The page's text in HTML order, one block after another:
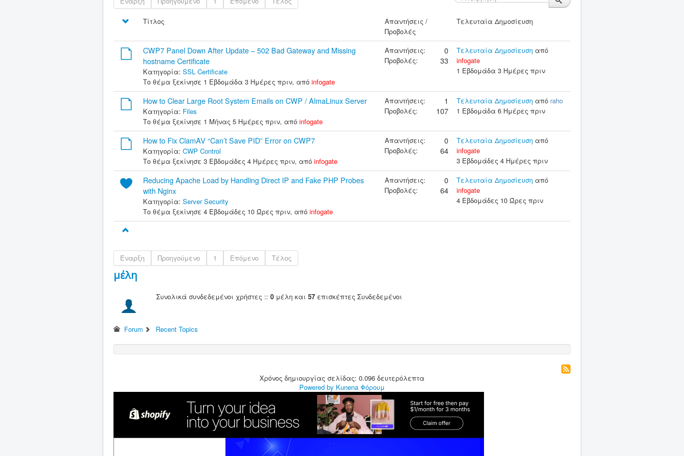
Τίτλος
Απαντήσεις /
Προβολές
Τελευταία Δημοσίευση
CWP7 Panel Down After Update – 502 Bad Gateway and Missing
hostname Certificate
Κατηγορία: SSL Certificate
Το θέμα ξεκίνησε 1 Εβδομάδα 3 Ημέρες πριν, από infogate
Απαντήσεις: 0
Προβολές: 33
Τελευταία Δημοσίευση από
infogate
1 Εβδομάδα 3 Ημέρες πριν
How to Clear Large Root System Emails on CWP / AlmaLinux Server
Κατηγορία: Files
Το θέμα ξεκίνησε 1 Μήνας 5 Ημέρες πριν, από infogate
Απαντήσεις: 1
Προβολές: 107
Τελευταία Δημοσίευση από raho
1 Εβδομάδα 6 Ημέρες πριν
How to Fix ClamAV “Can’t Save PID” Error on CWP7
Κατηγορία: CWP Control
Το θέμα ξεκίνησε 3 Εβδομάδες 4 Ημέρες πριν, από infogate
Απαντήσεις: 0
Προβολές: 64
Τελευταία Δημοσίευση από
infogate
3 Εβδομάδες 4 Ημέρες πριν
Reducing Apache Load by Handling Direct IP and Fake PHP Probes
with Nginx
Κατηγορία: Server Security
Το θέμα ξεκίνησε 4 Εβδομάδες 10 Ώρες πριν, από infogate
Απαντήσεις: 0
Προβολές: 64
Τελευταία Δημοσίευση από
infogate
4 Εβδομάδες 10 Ώρες πριν
Έναρξη Προηγούμενο 1 Επόμενο Τέλος
μέλη
Συνολικά συνδεδεμένοι χρήστες :: 0 μέλη και 57 επισκέπτες Συνδεδεμένοι
Forum Recent Topics
Χρόνος δημιουργίας σελίδας: 0.096 δευτερόλεπτα
Powered by Kunena Φόρουμ